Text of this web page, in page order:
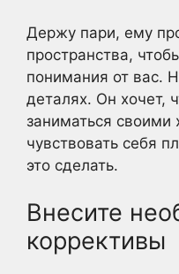
Держу пари, ему
пространства,
понимания от вас.
деталях. Он хочет,
заниматься своими
чувствовать себя
это сделать.
Внесите
коррективы